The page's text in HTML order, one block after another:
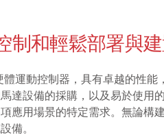
制和輕鬆部署與
運動控制器，具有卓越的性能
達設備的採購，以及易於使用
應用場景的特定需求。無論構
備。